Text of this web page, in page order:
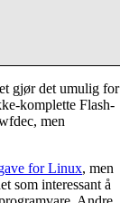
gjør det umulig for
komplette Flash-
men
for Linux, men
som interessant å